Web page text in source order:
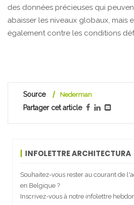
des données précieuses qui
abaisser les niveaux globaux, mais
également contre les conditions
Source Nederman
Partager cet article
INFOLETTRE ARCHITECTURA
Souhaitez-vous rester au courant de
en Belgique ?
Inscrivez-vous à notre infolettre